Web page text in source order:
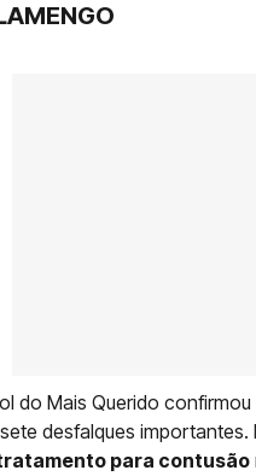
do Mais Querido
desfalques
para contusão